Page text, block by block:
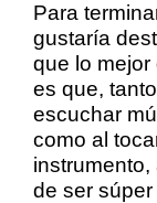
Para
gustaría
que lo mejor
es que, tanto
escuchar
como al
instrumento,
de ser súper